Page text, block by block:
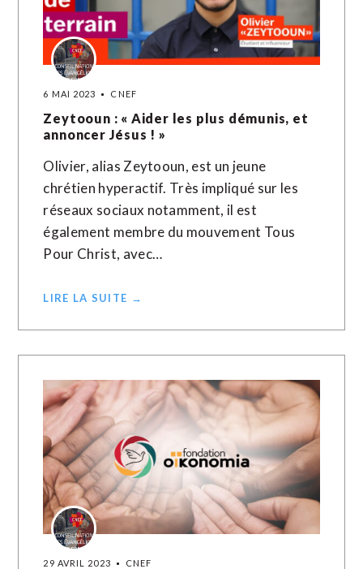
6 MAI 2023 CNEF
Zeytooun : « Aider les plus démunis, et
annoncer Jésus ! »
Olivier, alias Zeytooun, est un jeune
chrétien hyperactif. Très impliqué sur les
réseaux sociaux notamment, il est
également membre du mouvement Tous
Pour Christ, avec…
LIRE LA SUITE →
29 AVRIL 2023 CNEF